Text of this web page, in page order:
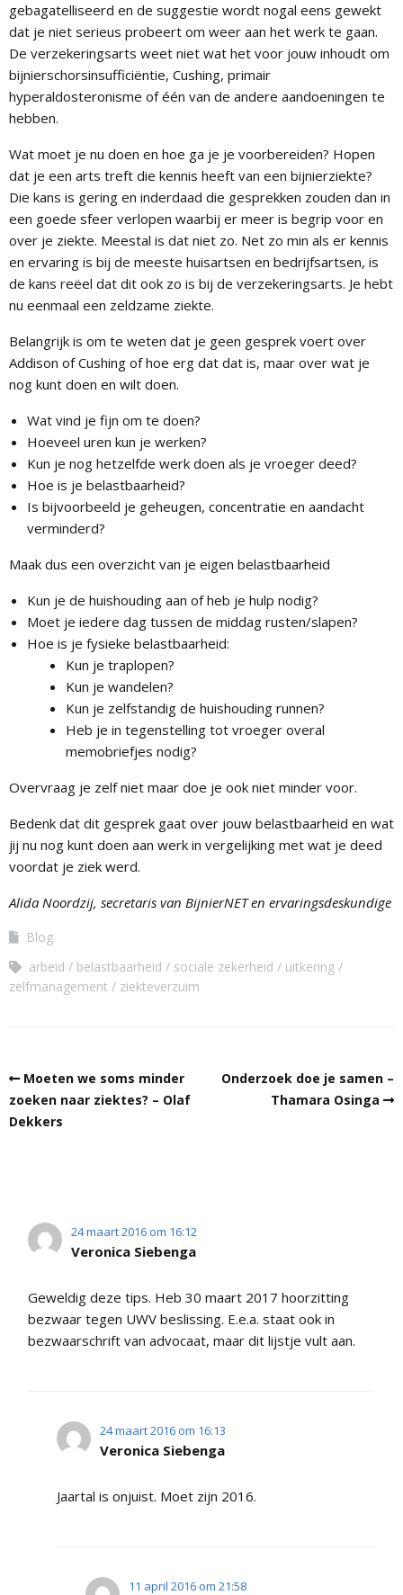
gebagatelliseerd en de suggestie wordt nogal eens gewekt
dat je niet serieus probeert om weer aan het werk te gaan.
De verzekeringsarts weet niet wat het voor jouw inhoudt om
bijnierschorsinsufficiëntie, Cushing, primair
hyperaldosteronisme of één van de andere aandoeningen te
hebben.
Wat moet je nu doen en hoe ga je je voorbereiden? Hopen
dat je een arts treft die kennis heeft van een bijnierziekte?
Die kans is gering en inderdaad die gesprekken zouden dan in
een goede sfeer verlopen waarbij er meer is begrip voor en
over je ziekte. Meestal is dat niet zo. Net zo min als er kennis
en ervaring is bij de meeste huisartsen en bedrijfsartsen, is
de kans reëel dat dit ook zo is bij de verzekeringsarts. Je hebt
nu eenmaal een zeldzame ziekte.
Belangrijk is om te weten dat je geen gesprek voert over
Addison of Cushing of hoe erg dat dat is, maar over wat je
nog kunt doen en wilt doen.
Wat vind je fijn om te doen?
Hoeveel uren kun je werken?
Kun je nog hetzelfde werk doen als je vroeger deed?
Hoe is je belastbaarheid?
Is bijvoorbeeld je geheugen, concentratie en aandacht
verminderd?
Maak dus een overzicht van je eigen belastbaarheid
Kun je de huishouding aan of heb je hulp nodig?
Moet je iedere dag tussen de middag rusten/slapen?
Hoe is je fysieke belastbaarheid:
Kun je traplopen?
Kun je wandelen?
Kun je zelfstandig de huishouding runnen?
Heb je in tegenstelling tot vroeger overal
memobriefjes nodig?
Overvraag je zelf niet maar doe je ook niet minder voor.
Bedenk dat dit gesprek gaat over jouw belastbaarheid en wat
jij nu nog kunt doen aan werk in vergelijking met wat je deed
voordat je ziek werd.
Alida Noordzij, secretaris van BijnierNET en ervaringsdeskundige
Blog
arbeid
belastbaarheid sociale zekerheid
uitkering
zelfmanagement
ziekteverzuim
Moeten we soms minder
zoeken naar ziektes? – Olaf
Dekkers
Onderzoek doe je samen –
Thamara Osinga
24 maart 2016 om 16:12
Veronica Siebenga
Geweldig deze tips. Heb 30 maart 2017 hoorzitting
bezwaar tegen UWV beslissing. E.e.a. staat ook in
bezwaarschrift van advocaat, maar dit lijstje vult aan.
24 maart 2016 om 16:13
Veronica Siebenga
Jaartal is onjuist. Moet zijn 2016.
11 april 2016 om 21:58